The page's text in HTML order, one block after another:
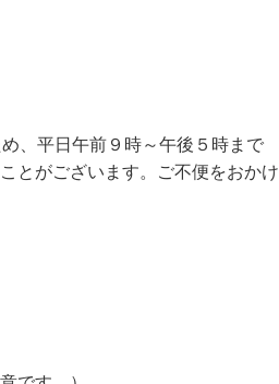
、平日午前９時～午後５時まで
とがございます。ご不便をおかけ